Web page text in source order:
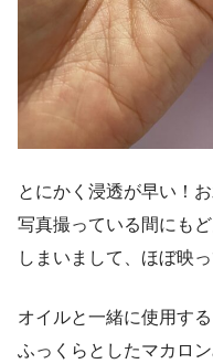
とにかく浸透が早い！
写真撮っている間にも
しまいまして、ほぼ映
オイルと一緒に使用す
ふっくらとしたマカロ